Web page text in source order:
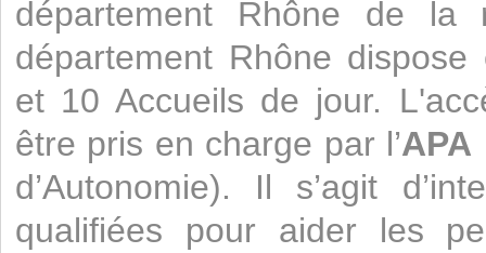
département Rhône de la
département Rhône
et 10 Accueils de jour.
être pris en charge par l’APA
d’Autonomie). Il s’agit
qualifiées pour aider les